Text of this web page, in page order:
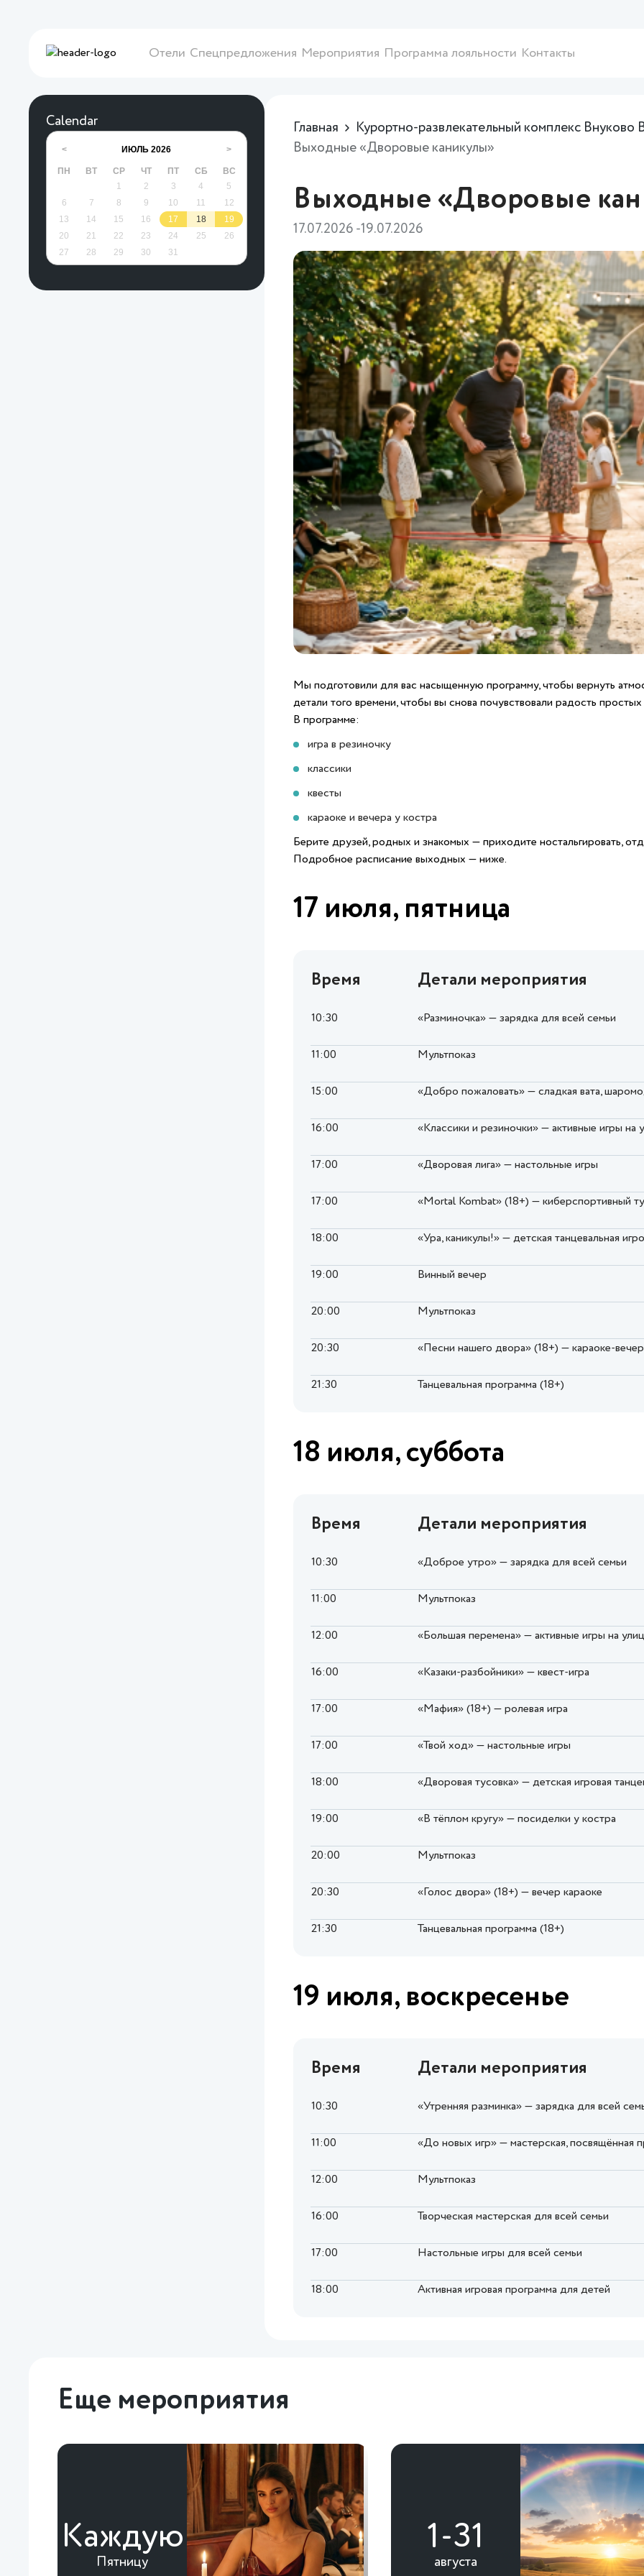
Отели Спецпредложения Мероприятия Программа лояльности Контакты
Calendar
< ИЮЛЬ 2026 >
ПН ВТ СР ЧТ ПТ СБ
ВС
1
2 3 4
5
6
7 8 9 10 11
12
13
14 15 16 17 18
19
20
21 22 23 24 25
26
27
28 29 30 31
Главная
Курортно-развлекательный комплекс Внуково
Выходные «Дворовые каникулы»
Выходные «Дворовые
17.07.2026 -19.07.2026
Мы подготовили для вас насыщенную программу, чтобы вернуть
детали того времени, чтобы вы снова почувствовали радость
В программе:
игра в резиночку
классики
квесты
караоке и вечера у костра
Берите друзей, родных и знакомых — приходите ностальгировать,
Подробное расписание выходных — ниже.
17 июля, пятница
Время Детали мероприятия
10:30 «Разминочка» — зарядка для всей семьи
11:00 Мультпоказ
15:00 «Добро пожаловать» — сладкая вата,
16:00 «Классики и резиночки» — активные игры на
17:00 «Дворовая лига» — настольные игры
17:00 «Mortal Kombat» (18+) — киберспортивный
18:00 «Ура, каникулы!» — детская танцевальная
19:00 Винный вечер
20:00 Мультпоказ
20:30 «Песни нашего двора» (18+) — караоке-вечер
21:30 Танцевальная программа (18+)
18 июля, суббота
Время Детали мероприятия
10:30 «Доброе утро» — зарядка для всей семьи
11:00 Мультпоказ
12:00 «Большая перемена» — активные игры на
16:00 «Казаки-разбойники» — квест-игра
17:00 «Мафия» (18+) — ролевая игра
17:00 «Твой ход» — настольные игры
18:00 «Дворовая тусовка» — детская игровая
19:00 «В тёплом кругу» — посиделки у костра
20:00 Мультпоказ
20:30 «Голос двора» (18+) — вечер караоке
21:30 Танцевальная программа (18+)
19 июля, воскресенье
Время Детали мероприятия
10:30 «Утренняя разминка» — зарядка для всей
11:00 «До новых игр» — мастерская,
12:00 Мультпоказ
16:00 Творческая мастерская для всей семьи
17:00 Настольные игры для всей семьи
18:00 Активная игровая программа для детей
Еще мероприятия
Каждую
Пятницу
1-31
августа